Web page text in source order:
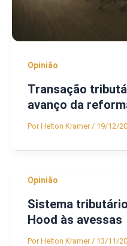
Opinião
Transação
avanço da
PorHelton Kramer / 19/12/
Opinião
Sistema
Hood às avessas
PorHelton Kramer / 13/11/